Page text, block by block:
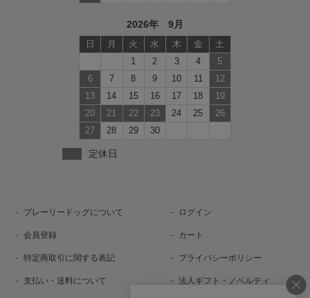
2026年 9月
日 月 火 水 木 金
土
1
2 3 4
5
6
7 8 9 10 11
12
13
14 15 16 17 18
19
20
21 22 23 24 25
26
27
28 29 30
定休日
プレーリードッグについて ログイン
会員登録 カート
特定商取引に関する表記 プライバシーポリシー
支払い・送料について 法人ギフト・ノベルティ